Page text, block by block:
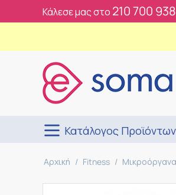
Κάλεσε μας στο 210 700
Κατάλογος Προϊόντων
Αρχική / Fitness /